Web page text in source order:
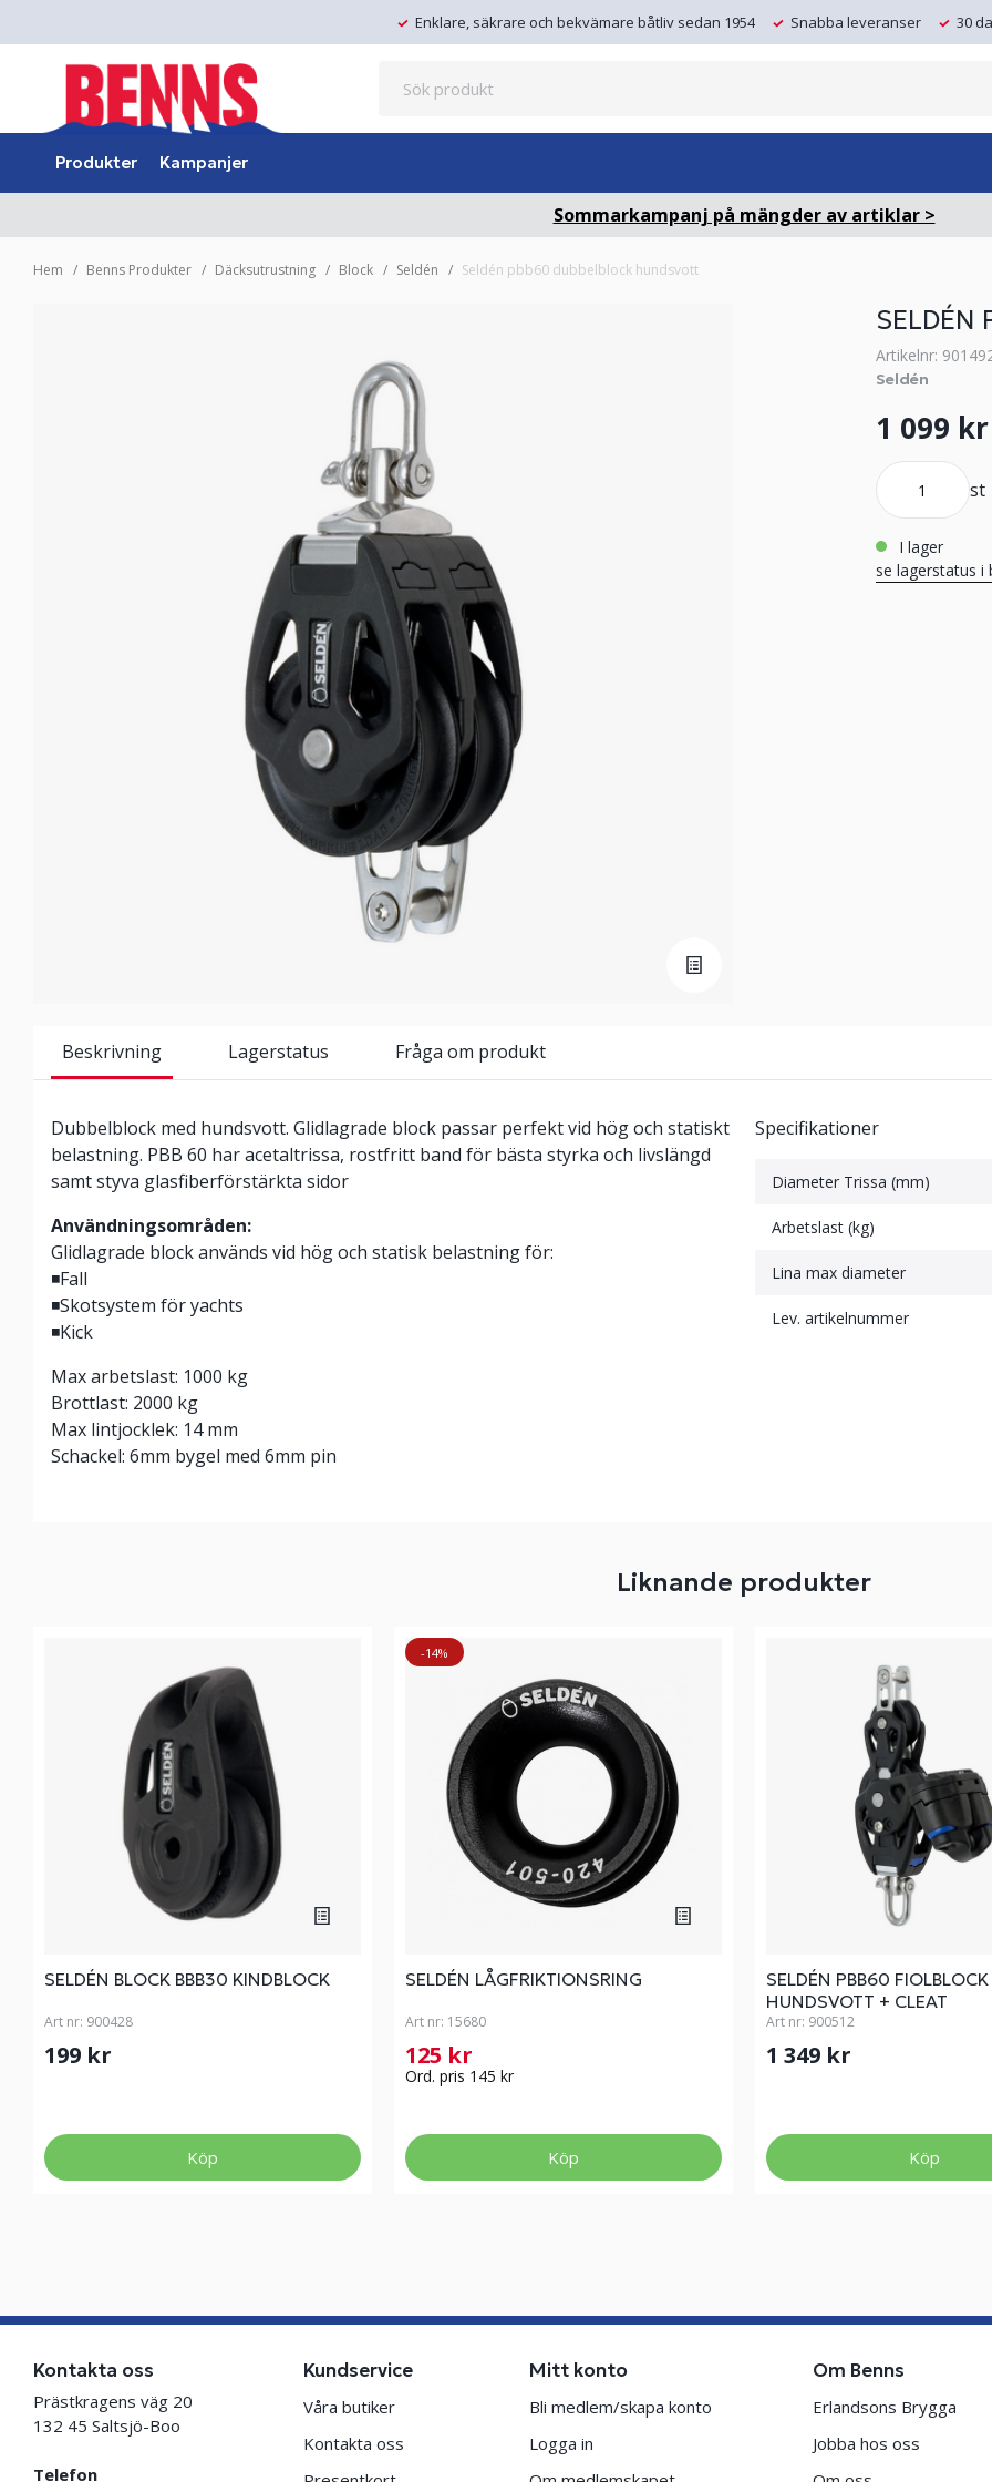
Enklare, säkrare och bekvämare båtliv sedan 1954 Snabba leveranser 30
Produkter Kampanjer
Sommarkampanj på mängder av artiklar >
Hem Benns Produkter Däcksutrustning Block Seldén Seldén pbb60 dubbelblock hundsvott
SELDÉN
Artikelnr:
Seldén
1 099 kr
st
i lager
se lagerstatus i
Beskrivning Lagerstatus Fråga om produkt
Dubbelblock med hundsvott. Glidlagrade block passar perfekt vid hög och statiskt
belastning. PBB 60 har acetaltrissa, rostfritt band för bästa styrka och livslängd
samt styva glasfiberförstärkta sidor
Användningsområden:
Glidlagrade block används vid hög och statisk belastning för:
◾Fall
◾Skotsystem för yachts
◾Kick
Max arbetslast: 1000 kg
Brottlast: 2000 kg
Max lintjocklek: 14 mm
Schackel: 6mm bygel med 6mm pin
Specifikationer
Diameter Trissa (mm)
Arbetslast (kg)
Lina max diameter
Lev. artikelnummer
Liknande produkter
SELDÉN BLOCK BBB30 KINDBLOCK
Art nr: 900428
199 kr
Köp
-14%
SELDÉN LÅGFRIKTIONSRING
Art nr: 15680
125 kr
Ord. pris 145 kr
Köp
SELDÉN PBB60 FIOLBLOCK
HUNDSVOTT + CLEAT
Art nr: 900512
1 349 kr
Köp
Kontakta oss
Prästkragens väg 20
132 45 Saltsjö-Boo
Telefon
Kundservice
Våra butiker
Kontakta oss
Mitt konto
Bli medlem/skapa konto
Logga in
Om Benns
Erlandsons Brygga
Jobba hos oss